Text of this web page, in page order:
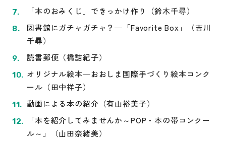
「本のおみくじ」できっかけ作り（鈴木千尋）
図書館にガチャガチャ？─「Favorite Box」（吉川
千尋）
読書郵便（橋詰紀子）
オリジナル絵本─おおしま国際手づくり絵本コンク
ール（田中祥子）
動画による本の紹介（有山裕美子）
「本を紹介してみませんか～POP・本の帯コンクー
ル～」（山田奈緒美）